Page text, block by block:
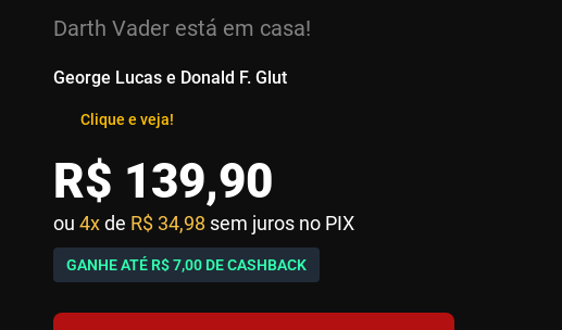
Darth Vader está em casa!
George Lucas e Donald F. Glut
Clique e veja!
R$ 139,90
ou 4xde R$ 34,98 sem juros no PIX
GANHE ATÉ R$ 7,00 DE CASHBACK